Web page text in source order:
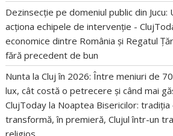
Dezinsecție pe domeniul public din Jucu:
acționa echipele de intervenție -
economice dintre România și Regatul
fără precedent de bun
Nunta la Cluj în 2026: Între meniuri de
lux, cât costă o petrecere și când mai
ClujToday la Noaptea Bisericilor: tradiția
transformă, în premieră, Clujul într-un